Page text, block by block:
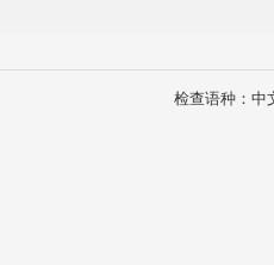
检查语种：中